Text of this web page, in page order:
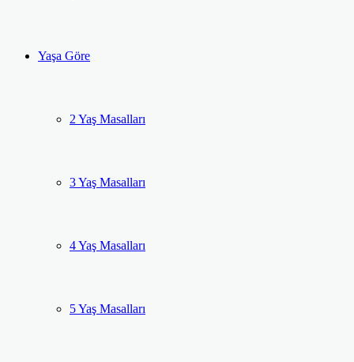
Yaşa Göre
2 Yaş Masalları
3 Yaş Masalları
4 Yaş Masalları
5 Yaş Masalları